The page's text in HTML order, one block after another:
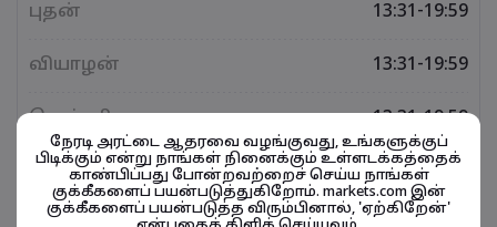
புதன் 13:31-19:59
வியாழன் 13:31-19:59
வெள்ளி 13:31-19:59
நிதிசார் கருவிகள் தொடர்பானவை
நேரடி அரட்டை ஆதரவை வழங்குவது, உங்களுக்குப்
பிடிக்கும் என்று நாங்கள் நினைக்கும் உள்ளடக்கத்தைக்
காண்பிப்பது போன்றவற்றைச் செய்ய நாங்கள்
குக்கீகளைப் பயன்படுத்துகிறோம். markets.com இன்
குக்கீகளைப் பயன்படுத்த விரும்பினால், 'ஏற்கிறேன்'